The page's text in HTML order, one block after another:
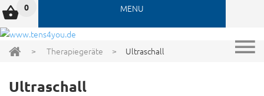
0 MENU
> Therapiegeräte > Ultraschall
Ultraschall